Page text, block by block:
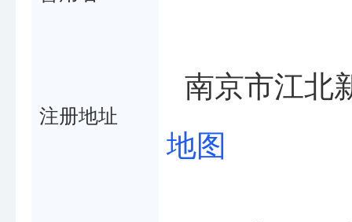
注册地址
南京市江北
地图